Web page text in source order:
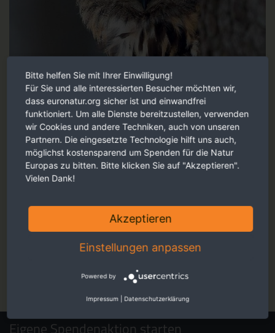
Faszinierende Reportagen, persönliche Eindrücke und
berührende Fotos - ansprechend für Sie aufbereitet.
Bitte helfen Sie mit Ihrer Einwilligung!
Für Sie und alle interessierten Besucher möchten wir,
dass euronatur.org sicher ist und einwandfrei
funktioniert. Um alle Dienste bereitzustellen, verwenden
wir Cookies und andere Techniken, auch von unseren
Partnern. Die eingesetzte Technologie hilft uns auch,
möglichst kostensparend um Spenden für die Natur
Europas zu bitten. Bitte klicken Sie auf "Akzeptieren".
Vielen Dank!
Akzeptieren
Einstellungen anpassen
Powered by
Impressum Datenschutzerklärung